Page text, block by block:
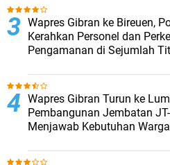
Wapres Gibran ke Bireuen,
Kerahkan Personel dan
Pengamanan di Sejumlah
Wapres Gibran Turun ke
Pembangunan Jembatan
Menjawab Kebutuhan Warga